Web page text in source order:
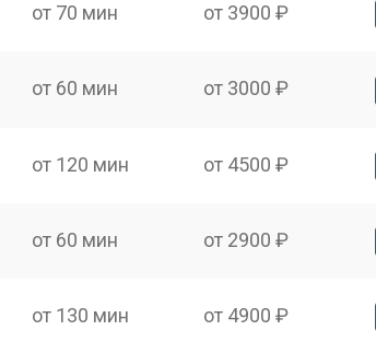
от 70 мин от 3900 ₽
от 60 мин от 3000 ₽
от 120 мин от 4500 ₽
от 60 мин от 2900 ₽
от 130 мин от 4900 ₽